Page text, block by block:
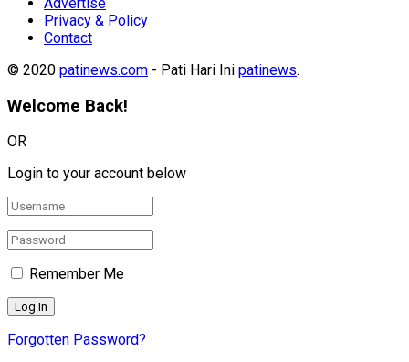
Privacy & Policy
Contact
© 2020 patinews.com - Pati Hari Ini patinews.
Welcome Back!
OR
Login to your account below
Remember Me
Forgotten Password?